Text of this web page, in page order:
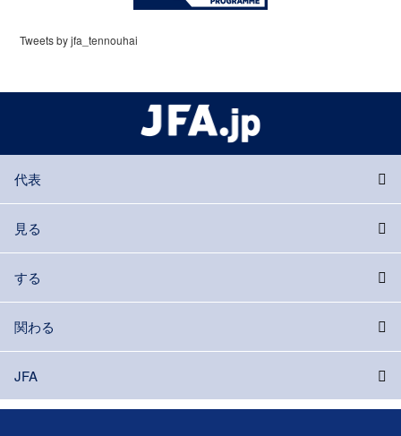
Tweets by jfa_tennouhai
代表
見る
する
関わる
JFA